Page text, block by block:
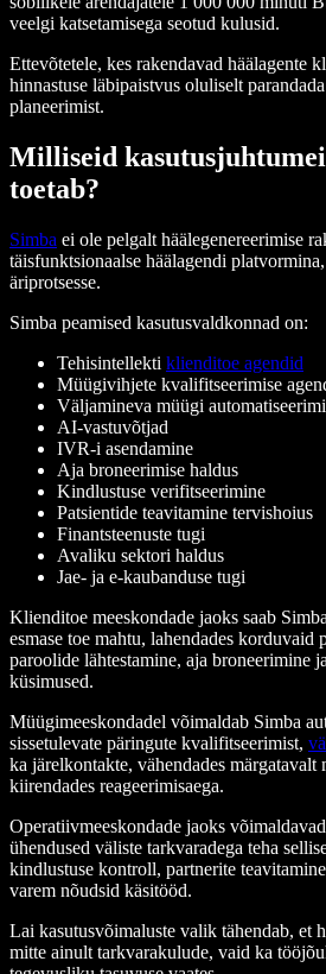
veelgi katsetamisega seotud kulusid.
Ettevõtetele, kes rakendavad häälagente
hinnastuse läbipaistvus oluliselt
planeerimist.
Milliseid
toetab?
Simba ei ole pelgalt häälegenereerimise
täisfunktsionaalse häälagendi
äriprotsesse.
Simba peamised kasutusvaldkonnad on:
Tehisintellekti klienditoe agendid
Müügivihjete kvalifitseerimise
Väljamineva müügi
AI-vastuvõtjad
IVR-i asendamine
Aja broneerimise haldus
Kindlustuse verifitseerimine
Patsientide teavitamine tervishoius
Finantsteenuste tugi
Avaliku sektori haldus
Jae- ja e-kaubanduse tugi
Klienditoe meeskondade jaoks saab
esmase toe mahtu, lahendades korduvaid
paroolide lähtestamine, aja broneerimine
küsimused.
Müügimeeskondadel võimaldab Simba
sissetulevate päringute kvalifitseerimist,
ka järelkontakte, vähendades
kiirendades reageerimisaega.
Operatiivmeeskondade jaoks võimaldavad
ühendused väliste tarkvaradega teha
kindlustuse kontroll, partnerite
varem nõudsid käsitööd.
Lai kasutusvõimaluste valik tähendab, et
mitte ainult tarkvarakulude, vaid ka